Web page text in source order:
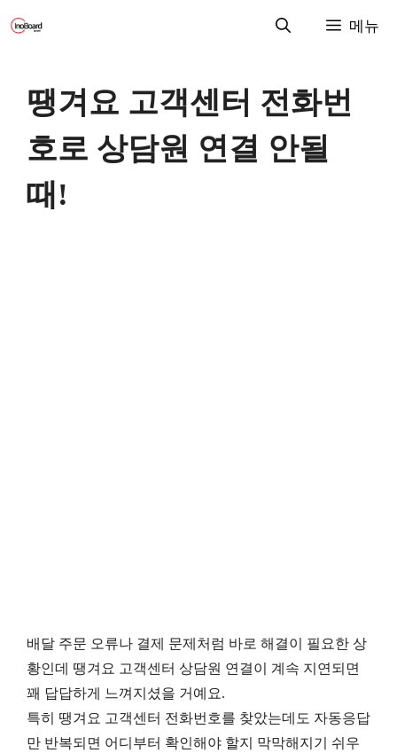
텐
메뉴
땡겨요 고객센터 전화번
호로 상담원 연결 안될
때!
배달 주문 오류나 결제 문제처럼 바로 해결이 필요한 상
황인데 땡겨요 고객센터 상담원 연결이 계속 지연되면
꽤 답답하게 느껴지셨을 거예요.
특히 땡겨요 고객센터 전화번호를 찾았는데도 자동응답
만 반복되면 어디부터 확인해야 할지 막막해지기 쉬우